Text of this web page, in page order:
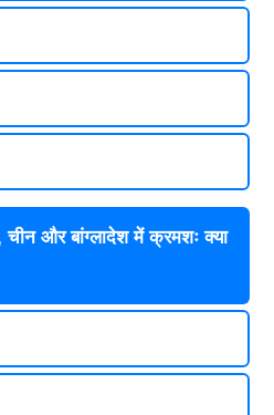
चीन और बांग्लादेश में क्रमशः क्या